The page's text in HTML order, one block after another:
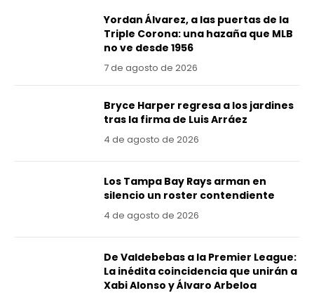
Yordan Álvarez, a las puertas de la
Triple Corona: una hazaña que MLB
no ve desde 1956
7 de agosto de 2026
Bryce Harper regresa a los jardines
tras la firma de Luis Arráez
4 de agosto de 2026
Los Tampa Bay Rays arman en
silencio un roster contendiente
4 de agosto de 2026
De Valdebebas a la Premier League:
La inédita coincidencia que unirán a
Xabi Alonso y Álvaro Arbeloa